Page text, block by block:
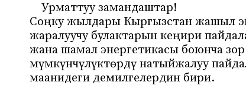
Урматтуу замандаштар!
Соңку жылдары Кыргызстан жашыл
жаралуучу булактарын кеңири
жана шамал энергетикасы боюнча
мүмкүнчүлүктөрдү натыйжалуу
маанидеги демилгелердин бири.